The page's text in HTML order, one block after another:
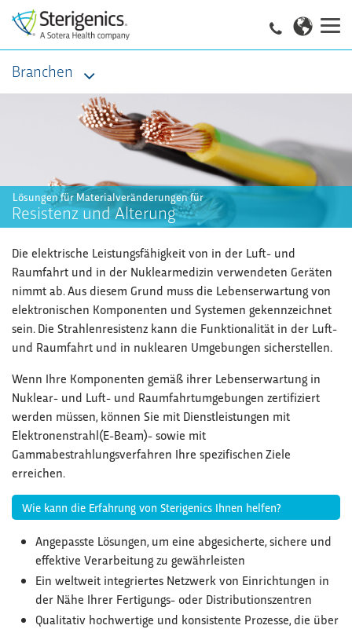
Branchen
Lösungen für Materialveränderungen für
Resistenz und Alterung
Die elektrische Leistungsfähigkeit von in der Luft- und
Raumfahrt und in der Nuklearmedizin verwendeten Geräten
nimmt ab. Aus diesem Grund muss die Lebenserwartung von
elektronischen Komponenten und Systemen gekennzeichnet
sein. Die Strahlenresistenz kann die Funktionalität in der Luft-
und Raumfahrt und in nuklearen Umgebungen sicherstellen.
Wenn Ihre Komponenten gemäß ihrer Lebenserwartung in
Nuklear- und Luft- und Raumfahrtumgebungen zertifiziert
werden müssen, können Sie mit Dienstleistungen mit
Elektronenstrahl(E-Beam)- sowie mit
Gammabestrahlungsverfahren Ihre spezifischen Ziele
erreichen.
Wie kann die Erfahrung von Sterigenics Ihnen helfen?
Angepasste Lösungen, um eine abgesicherte, sichere und
effektive Verarbeitung zu gewährleisten
Ein weltweit integriertes Netzwerk von Einrichtungen in
der Nähe Ihrer Fertigungs- oder Distributionszentren
Qualitativ hochwertige und konsistente Prozesse, die über